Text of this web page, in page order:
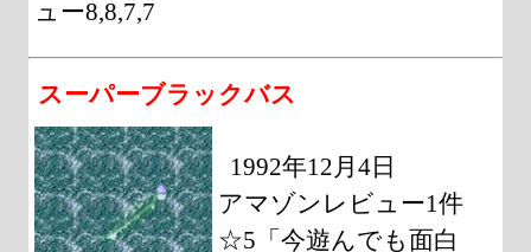
ュー8,8,7,7
スーパーブラックバス
1992年12月4日
アマゾンレビュー1件
☆5「今遊んでも面白